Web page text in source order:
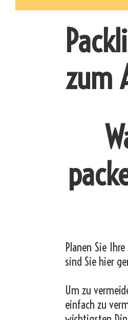
zum
Planen Sie
sind Sie hier
Um zu
einfach zu